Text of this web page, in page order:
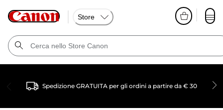
Store
Spedizione GRATUITA per gli ordini a partire da € 30